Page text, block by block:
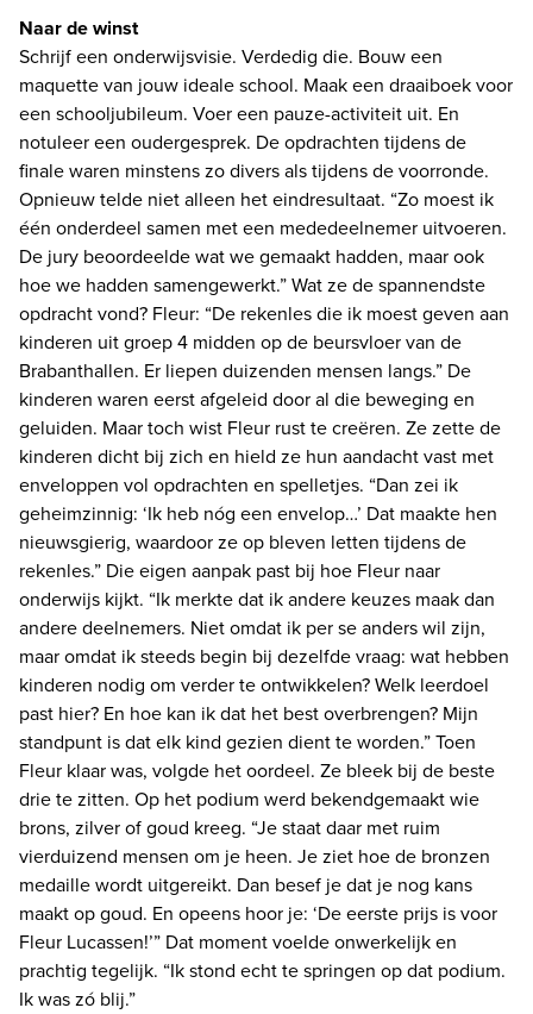
Naar de winst
Schrijf een onderwijsvisie. Verdedig die. Bouw een
maquette van jouw ideale school. Maak een draaiboek voor
een schooljubileum. Voer een pauze-activiteit uit. En
notuleer een oudergesprek. De opdrachten tijdens de
finale waren minstens zo divers als tijdens de voorronde.
Opnieuw telde niet alleen het eindresultaat. “Zo moest ik
één onderdeel samen met een mededeelnemer uitvoeren.
De jury beoordeelde wat we gemaakt hadden, maar ook
hoe we hadden samengewerkt.” Wat ze de spannendste
opdracht vond? Fleur: “De rekenles die ik moest geven aan
kinderen uit groep 4 midden op de beursvloer van de
Brabanthallen. Er liepen duizenden mensen langs.” De
kinderen waren eerst afgeleid door al die beweging en
geluiden. Maar toch wist Fleur rust te creëren. Ze zette de
kinderen dicht bij zich en hield ze hun aandacht vast met
enveloppen vol opdrachten en spelletjes. “Dan zei ik
geheimzinnig: ‘Ik heb nóg een envelop…’ Dat maakte hen
nieuwsgierig, waardoor ze op bleven letten tijdens de
rekenles.” Die eigen aanpak past bij hoe Fleur naar
onderwijs kijkt. “Ik merkte dat ik andere keuzes maak dan
andere deelnemers. Niet omdat ik per se anders wil zijn,
maar omdat ik steeds begin bij dezelfde vraag: wat hebben
kinderen nodig om verder te ontwikkelen? Welk leerdoel
past hier? En hoe kan ik dat het best overbrengen? Mijn
standpunt is dat elk kind gezien dient te worden.” Toen
Fleur klaar was, volgde het oordeel. Ze bleek bij de beste
drie te zitten. Op het podium werd bekendgemaakt wie
brons, zilver of goud kreeg. “Je staat daar met ruim
vierduizend mensen om je heen. Je ziet hoe de bronzen
medaille wordt uitgereikt. Dan besef je dat je nog kans
maakt op goud. En opeens hoor je: ‘De eerste prijs is voor
Fleur Lucassen!’” Dat moment voelde onwerkelijk en
prachtig tegelijk. “Ik stond echt te springen op dat podium.
Ik was zó blij.”